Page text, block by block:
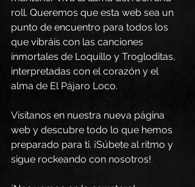
roll. Queremos que esta web sea un
punto de encuentro para todos los
que vibráis con las canciones
inmortales de Loquillo y Trogloditas,
interpretadas con el corazón y el
alma de El Pájaro Loco.
Visítanos en nuestra nueva página
web y descubre todo lo que hemos
preparado para ti. ¡Súbete al ritmo y
sigue rockeando con nosotros!